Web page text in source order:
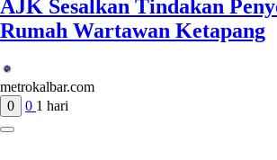
AJK Sesalkan Tindakan
Rumah Wartawan Ketapang
metrokalbar.com
0
0 1 hari